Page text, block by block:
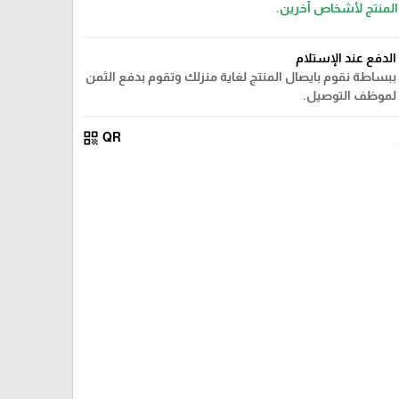
المنتج لأشخاص آخرين.
الدفع عند الإستلام
ببساطة نقوم بايصال المنتج لغاية منزلك وتقوم بدفع الثمن
لموظف التوصيل.
QR
qr_code